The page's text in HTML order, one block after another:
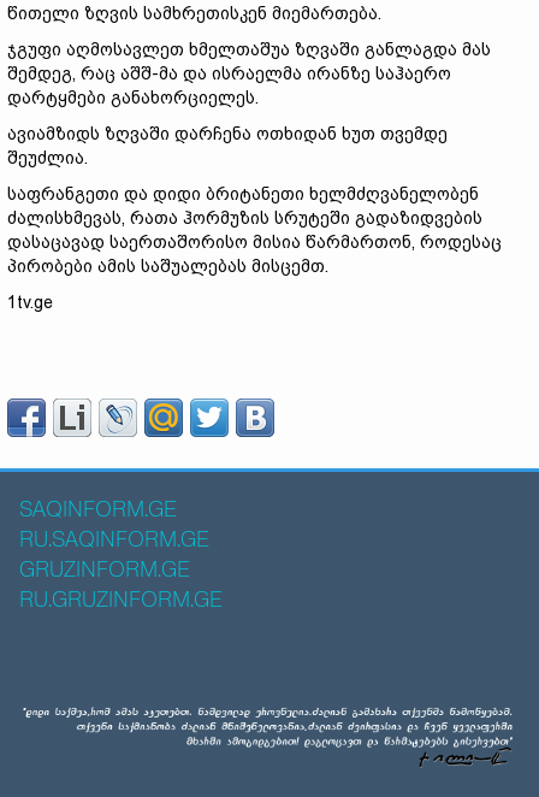
წითელი ზღვის სამხრეთისკენ მიემართება.
ჯგუფი აღმოსავლეთ ხმელთაშუა ზღვაში განლაგდა მას
შემდეგ, რაც აშშ-მა და ისრაელმა ირანზე საჰაერო
დარტყმები განახორციელეს.
ავიამზიდს ზღვაში დარჩენა ოთხიდან ხუთ თვემდე
შეუძლია.
საფრანგეთი და დიდი ბრიტანეთი ხელმძღვანელობენ
ძალისხმევას, რათა ჰორმუზის სრუტეში გადაზიდვების
დასაცავად საერთაშორისო მისია წარმართონ, როდესაც
პირობები ამის საშუალებას მისცემთ.
1tv.ge
SAQINFORM.GE
RU.SAQINFORM.GE
GRUZINFORM.GE
RU.GRUZINFORM.GE